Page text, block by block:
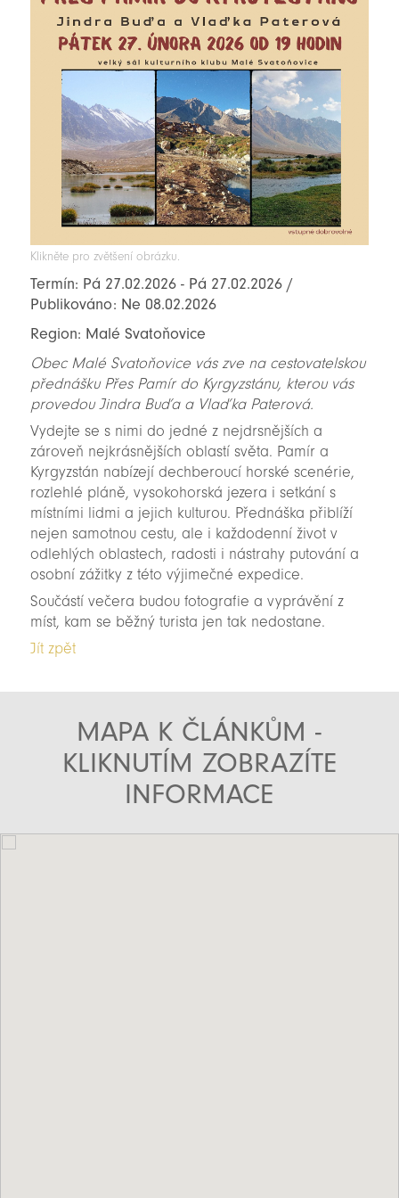
Klikněte pro zvětšení obrázku.
Termín: Pá 27.02.2026 - Pá 27.02.2026 /
Publikováno: Ne 08.02.2026
Region: Malé Svatoňovice
Obec Malé Svatoňovice vás zve na cestovatelskou
přednášku Přes Pamír do Kyrgyzstánu, kterou vás
provedou Jindra Buďa a Vlaďka Paterová.
Vydejte se s nimi do jedné z nejdrsnějších a
zároveň nejkrásnějších oblastí světa. Pamír a
Kyrgyzstán nabízejí dechberoucí horské scenérie,
rozlehlé pláně, vysokohorská jezera i setkání s
místními lidmi a jejich kulturou. Přednáška přiblíží
nejen samotnou cestu, ale i každodenní život v
odlehlých oblastech, radosti i nástrahy putování a
osobní zážitky z této výjimečné expedice.
Součástí večera budou fotografie a vyprávění z
míst, kam se běžný turista jen tak nedostane.
Jít zpět
MAPA K ČLÁNKŮM -
KLIKNUTÍM ZOBRAZÍTE
INFORMACE